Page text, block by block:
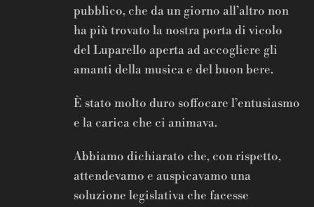
pubblico, che da un giorno all’altro non
ha più trovato la nostra porta di vicolo
del Luparello aperta ad accogliere gli
amanti della musica e del buon bere.
È stato molto duro soffocare l’entusiasmo
e la carica che ci animava.
Abbiamo dichiarato che, con rispetto,
attendevamo e auspicavamo una
soluzione legislativa che facesse